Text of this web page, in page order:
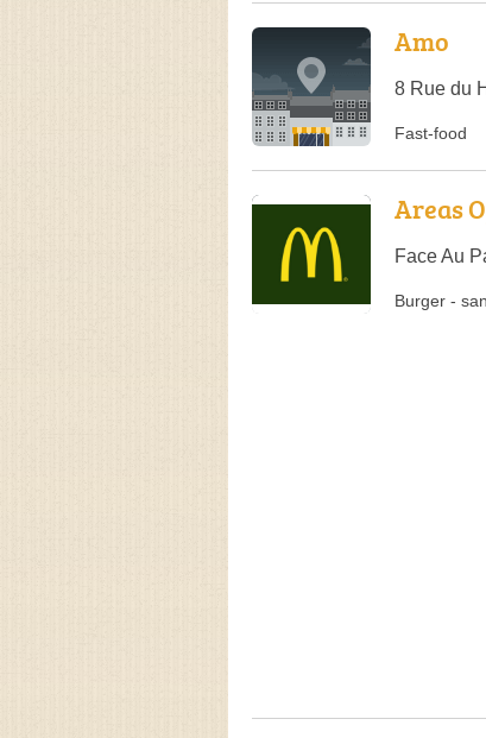
Amo
8 Rue du
Fast-food
Areas
Face Au
Burger -